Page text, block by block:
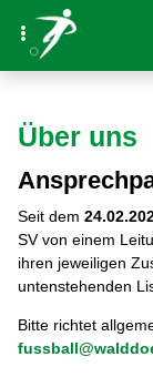
Über uns
Seit dem
SV von einem
ihren jeweiligen
untenstehenden
Bitte richtet